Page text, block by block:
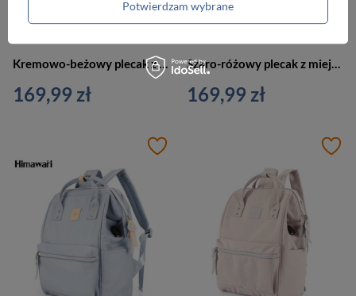
Kremowo-beżowy plecak z miejscem na laptopa i portem USB - Himawari
169,99 zł
Szaro-różowy plecak z miejscem na laptopa - Himawari
169,99 zł
Potwierdzam wybrane